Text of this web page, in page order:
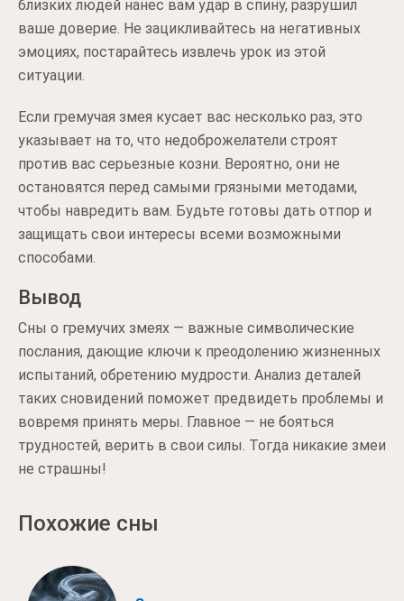
близких людей нанес вам удар в спину, разрушил
ваше доверие. Не зацикливайтесь на негативных
эмоциях, постарайтесь извлечь урок из этой
ситуации.
Если гремучая змея кусает вас несколько раз, это
указывает на то, что недоброжелатели строят
против вас серьезные козни. Вероятно, они не
остановятся перед самыми грязными методами,
чтобы навредить вам. Будьте готовы дать отпор и
защищать свои интересы всеми возможными
способами.
Вывод
Сны о гремучих змеях — важные символические
послания, дающие ключи к преодолению жизненных
испытаний, обретению мудрости. Анализ деталей
таких сновидений поможет предвидеть проблемы и
вовремя принять меры. Главное — не бояться
трудностей, верить в свои силы. Тогда никакие змеи
не страшны!
Похожие сны